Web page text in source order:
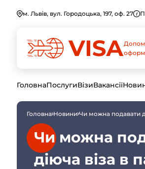
м. Львів, вул. Городоцька, 197, оф. 27
ГоловнаПослугиВізиВакансії
Головна Новини Чи можна подавати
Чи можна
діюча віза в